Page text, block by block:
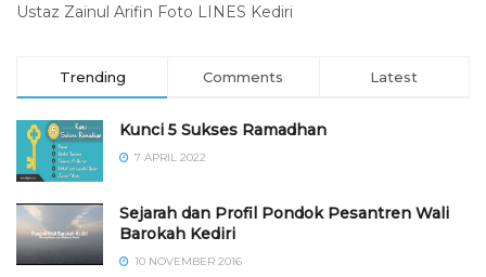
Ustaz Zainul Arifin Foto LINES Kediri
Trending Comments Latest
Kunci 5 Sukses Ramadhan
7 APRIL 2022
Sejarah dan Profil Pondok Pesantren Wali
Barokah Kediri
10 NOVEMBER 2016